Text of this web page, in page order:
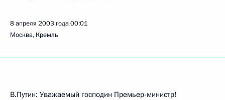
8 апреля 2003 года00:01
Москва, Кремль
В.Путин: Уважаемый господин Премьер-министр!